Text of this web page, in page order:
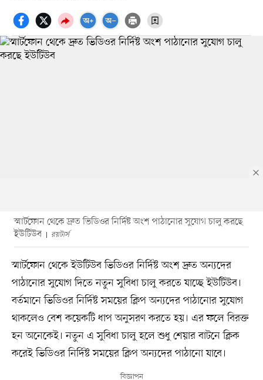
স্মার্টফোন থেকে দ্রুত ভিডিওর নির্দিষ্ট অংশ পাঠানোর সুযোগ চালু করছে
ইউটিউব
রয়টার্স
স্মার্টফোন থেকে ইউটিউব ভিডিওর নির্দিষ্ট অংশ দ্রুত অন্যদের
পাঠানোর সুযোগ দিতে নতুন সুবিধা চালু করতে যাচ্ছে ইউটিউব।
বর্তমানে ভিডিওর নির্দিষ্ট সময়ের ক্লিপ অন্যদের পাঠানোর সুযোগ
থাকলেও বেশ কয়েকটি ধাপ অনুসরণ করতে হয়। এর ফলে বিরক্ত
হন অনেকেই। নতুন এ সুবিধা চালু হলে শুধু শেয়ার বাটনে ক্লিক
করেই ভিডিওর নির্দিষ্ট সময়ের ক্লিপ অন্যদের পাঠানো যাবে।